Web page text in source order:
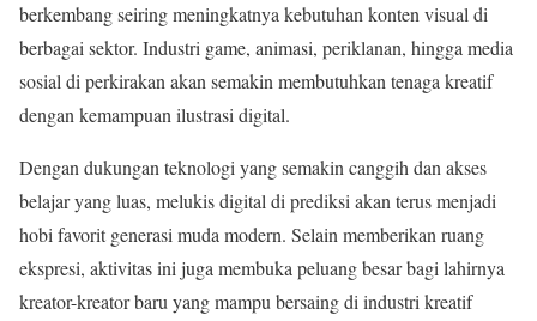
berkembang seiring meningkatnya kebutuhan konten visual di
berbagai sektor. Industri game, animasi, periklanan, hingga media
sosial di perkirakan akan semakin membutuhkan tenaga kreatif
dengan kemampuan ilustrasi digital.
Dengan dukungan teknologi yang semakin canggih dan akses
belajar yang luas, melukis digital di prediksi akan terus menjadi
hobi favorit generasi muda modern. Selain memberikan ruang
ekspresi, aktivitas ini juga membuka peluang besar bagi lahirnya
kreator-kreator baru yang mampu bersaing di industri kreatif